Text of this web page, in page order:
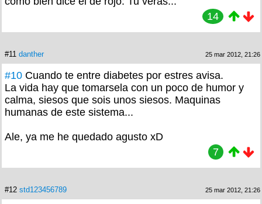
14
#11 danther 25 mar 2012, 21:26
#10 Cuando te entre diabetes por estres avisa.
La vida hay que tomarsela con un poco de humor y
calma, siesos que sois unos siesos. Maquinas
humanas de este sistema...
Ale, ya me he quedado agusto xD
7
#12 std123456789 25 mar 2012, 21:26